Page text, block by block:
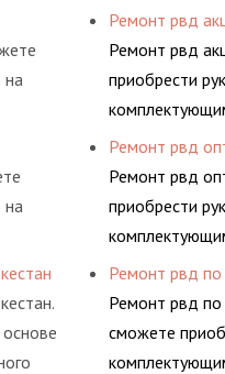
на
на
ремонт
производится
которые
Ремонт рвд
Ремонт рвд
приобрести
ремонт
производится
которые
Ремонт рвд
Ремонт рвд
приобрести
ремонт
производится
которые
Ремонт рвд по
Ремонт рвд по
сможете